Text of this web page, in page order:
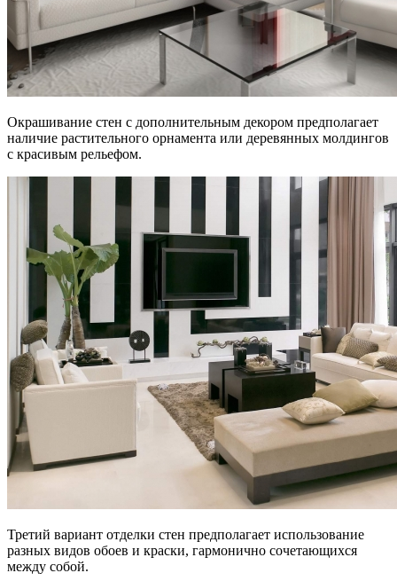
Окрашивание стен с дополнительным декором предполагает
наличие растительного орнамента или деревянных молдингов
с красивым рельефом.
Третий вариант отделки стен предполагает использование
разных видов обоев и краски, гармонично сочетающихся
между собой.